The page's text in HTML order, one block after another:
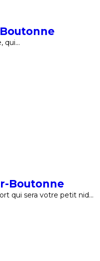
qui…
Boutonne
qui sera votre petit nid…